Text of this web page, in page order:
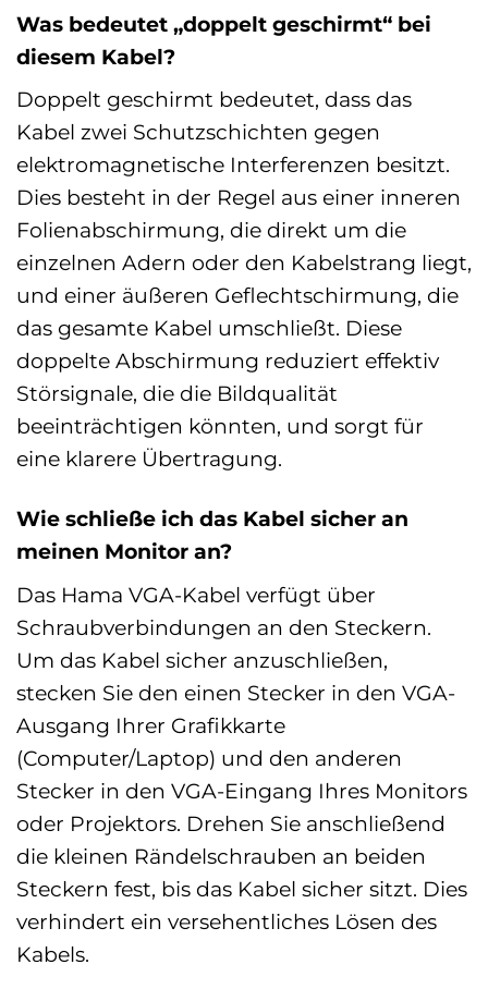
Was bedeutet „doppelt geschirmt“ bei
diesem Kabel?
Doppelt geschirmt bedeutet, dass das
Kabel zwei Schutzschichten gegen
elektromagnetische Interferenzen besitzt.
Dies besteht in der Regel aus einer inneren
Folienabschirmung, die direkt um die
einzelnen Adern oder den Kabelstrang liegt,
und einer äußeren Geflechtschirmung, die
das gesamte Kabel umschließt. Diese
doppelte Abschirmung reduziert effektiv
Störsignale, die die Bildqualität
beeinträchtigen könnten, und sorgt für
eine klarere Übertragung.
Wie schließe ich das Kabel sicher an
meinen Monitor an?
Das Hama VGA-Kabel verfügt über
Schraubverbindungen an den Steckern.
Um das Kabel sicher anzuschließen,
stecken Sie den einen Stecker in den VGA-
Ausgang Ihrer Grafikkarte
(Computer/Laptop) und den anderen
Stecker in den VGA-Eingang Ihres Monitors
oder Projektors. Drehen Sie anschließend
die kleinen Rändelschrauben an beiden
Steckern fest, bis das Kabel sicher sitzt. Dies
verhindert ein versehentliches Lösen des
Kabels.